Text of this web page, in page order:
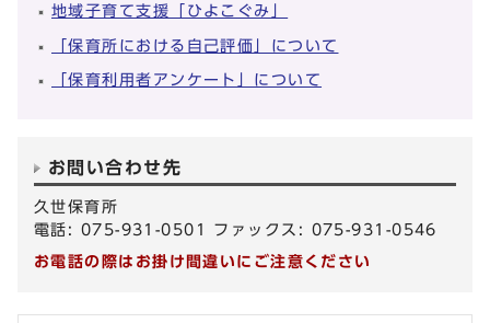
地域子育て支援「ひよこぐみ」
「保育所における自己評価」について
「保育利用者アンケート」について
お問い合わせ先
久世保育所
電話: 075-931-0501 ファックス: 075-931-0546
お電話の際はお掛け間違いにご注意ください